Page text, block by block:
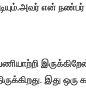
என் நண்பர்
இது ஒரு